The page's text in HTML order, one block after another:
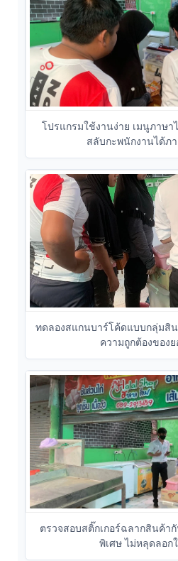
โปรแกรมใช้งานง่าย เมนูภาษา
สลับกะพนักงานได้ภ
ทดลองสแกนบาร์โค้ดแบบกลุ่มสิ
ความถูกต้องของ
ตรวจสอบสติ๊กเกอร์ฉลากสินค้า
พิเศษ ไม่หลุดลอก